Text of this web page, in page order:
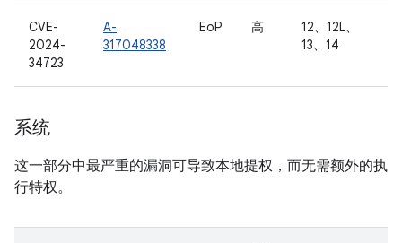
CVE-
2024-
34723
A-
317048338
EoP 高
12、12L、
13、14
系统
这一部分中最严重的漏洞可导致本地提权，而无需额外的执
行特权。